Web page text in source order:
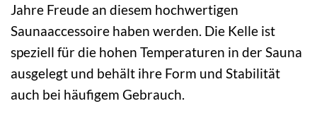
Jahre Freude an diesem hochwertigen
Saunaaccessoire haben werden. Die Kelle ist
speziell für die hohen Temperaturen in der Sauna
ausgelegt und behält ihre Form und Stabilität
auch bei häufigem Gebrauch.